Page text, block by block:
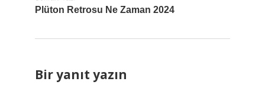
Plüton Retrosu Ne Zaman 2024
Bir yanıt yazın